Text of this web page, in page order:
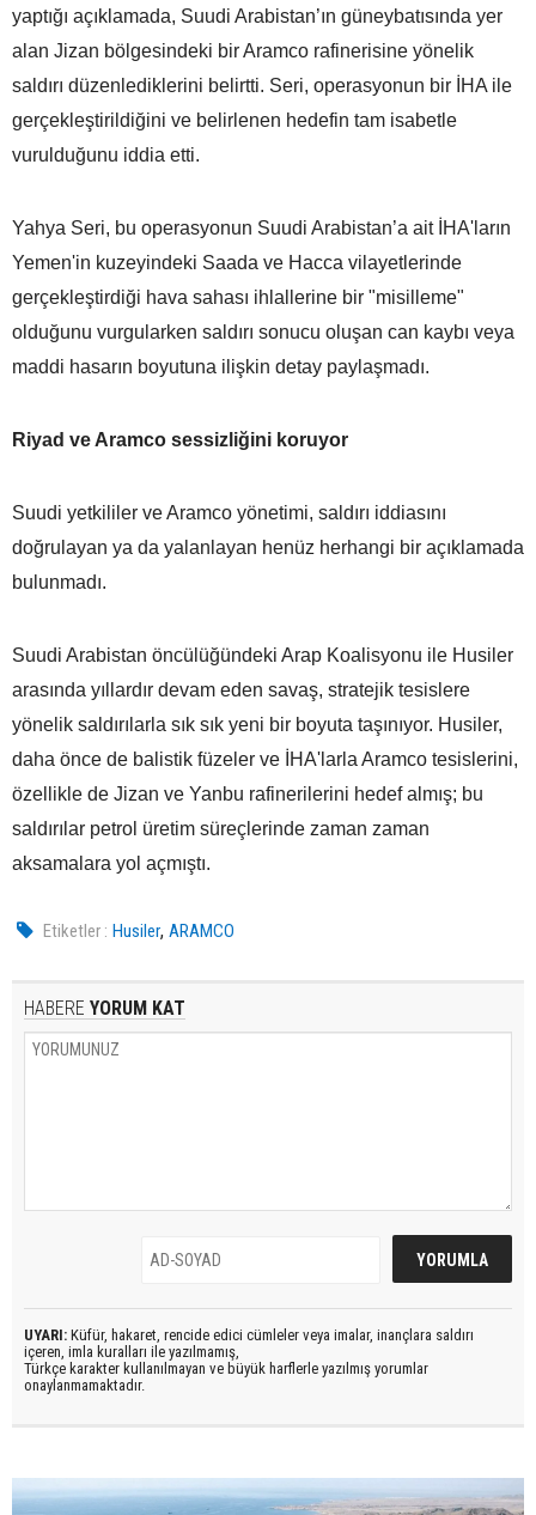
yaptığı açıklamada, Suudi Arabistan’ın güneybatısında yer
alan Jizan bölgesindeki bir Aramco rafinerisine yönelik
saldırı düzenlediklerini belirtti. Seri, operasyonun bir İHA ile
gerçekleştirildiğini ve belirlenen hedefin tam isabetle
vurulduğunu iddia etti.
Yahya Seri, bu operasyonun Suudi Arabistan’a ait İHA'ların
Yemen'in kuzeyindeki Saada ve Hacca vilayetlerinde
gerçekleştirdiği hava sahası ihlallerine bir "misilleme"
olduğunu vurgularken saldırı sonucu oluşan can kaybı veya
maddi hasarın boyutuna ilişkin detay paylaşmadı.
Riyad ve Aramco sessizliğini koruyor
Suudi yetkililer ve Aramco yönetimi, saldırı iddiasını
doğrulayan ya da yalanlayan henüz herhangi bir açıklamada
bulunmadı.
Suudi Arabistan öncülüğündeki Arap Koalisyonu ile Husiler
arasında yıllardır devam eden savaş, stratejik tesislere
yönelik saldırılarla sık sık yeni bir boyuta taşınıyor. Husiler,
daha önce de balistik füzeler ve İHA'larla Aramco tesislerini,
özellikle de Jizan ve Yanbu rafinerilerini hedef almış; bu
saldırılar petrol üretim süreçlerinde zaman zaman
aksamalara yol açmıştı.
Etiketler : Husiler,ARAMCO
HABERE YORUM KAT
UYARI: Küfür, hakaret, rencide edici cümleler veya imalar, inançlara saldırı
içeren, imla kuralları ile yazılmamış,
Türkçe karakter kullanılmayan ve büyük harflerle yazılmış yorumlar
onaylanmamaktadır.